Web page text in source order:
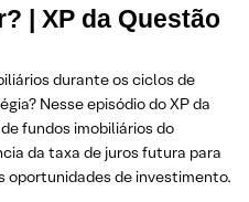
| XP da Questão
durante os ciclos de
Nesse episódio do XP da
fundos imobiliários do
da taxa de juros futura para
oportunidades de investimento.